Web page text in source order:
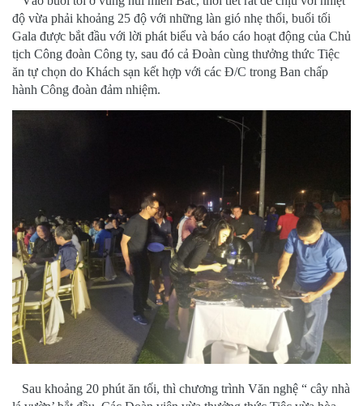
độ vừa phải khoảng 25 độ với những làn gió nhẹ thổi, buổi tối
Gala được bắt đầu với lời phát biểu và báo cáo hoạt động của Chủ
tịch Công đoàn Công ty, sau đó cả Đoàn cùng thưởng thức Tiệc
ăn tự chọn do Khách sạn kết hợp với các Đ/C trong Ban chấp
hành Công đoàn đảm nhiệm.
Sau khoảng 20 phút ăn tối, thì chương trình Văn nghệ “ cây nhà
lá vườn’ bắt đầu. Các Đoàn viên vừa thưởng thức Tiệc vừa hòa